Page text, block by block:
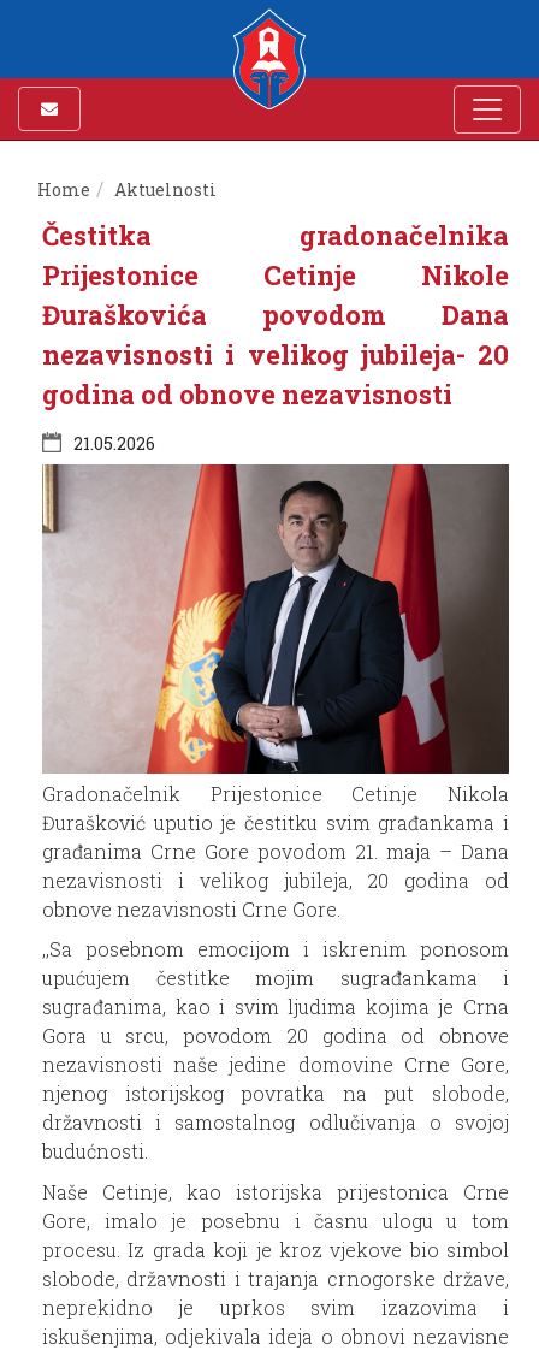
Home Aktuelnosti
Čestitka gradonačelnika
Prijestonice Cetinje Nikole
Đuraškovića povodom Dana
nezavisnosti i velikog jubileja- 20
godina od obnove nezavisnosti
21.05.2026
Gradonačelnik Prijestonice Cetinje Nikola
Đurašković uputio je čestitku svim građankama i
građanima Crne Gore povodom 21. maja – Dana
nezavisnosti i velikog jubileja, 20 godina od
obnove nezavisnosti Crne Gore.
,,Sa posebnom emocijom i iskrenim ponosom
upućujem čestitke mojim sugrađankama i
sugrađanima, kao i svim ljudima kojima je Crna
Gora u srcu, povodom 20 godina od obnove
nezavisnosti naše jedine domovine Crne Gore,
njenog istorijskog povratka na put slobode,
državnosti i samostalnog odlučivanja o svojoj
budućnosti.
Naše Cetinje, kao istorijska prijestonica Crne
Gore, imalo je posebnu i časnu ulogu u tom
procesu. Iz grada koji je kroz vjekove bio simbol
slobode, državnosti i trajanja crnogorske države,
neprekidno je uprkos svim izazovima i
iskušenjima, odjekivala ideja o obnovi nezavisne